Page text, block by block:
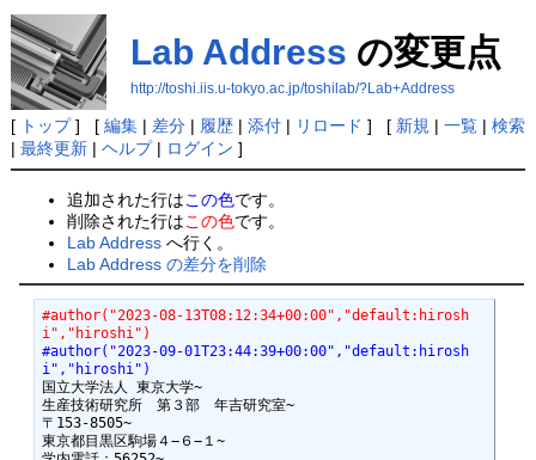
Lab Address の変更点
http://toshi.iis.u-tokyo.ac.jp/toshilab/?Lab+Address
[ トップ] [ 編集| 差分| 履歴| 添付| リロード ] [ 新規 | 一覧| 検索
| 最終更新| ヘルプ| ログイン ]
追加された行はこの色です。
削除された行はこの色です。
Lab Address へ行く。
Lab Address の差分を削除
#author("2023-08-13T08:12:34+00:00","default:hirosh
i","hiroshi")
#author("2023-09-01T23:44:39+00:00","default:hirosh
i","hiroshi")
国立大学法人 東京大学~
生産技術研究所　第３部　年吉研究室~
〒153-8505~
東京都目黒区駒場４−６−１~